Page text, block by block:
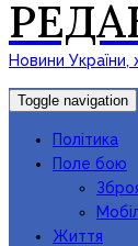
Новини України,
Toggle navigation
Політика
Поле бою
Життя